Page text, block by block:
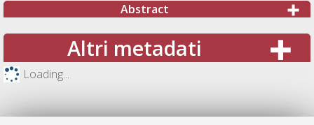
Abstract
Altri metadati
Loading...